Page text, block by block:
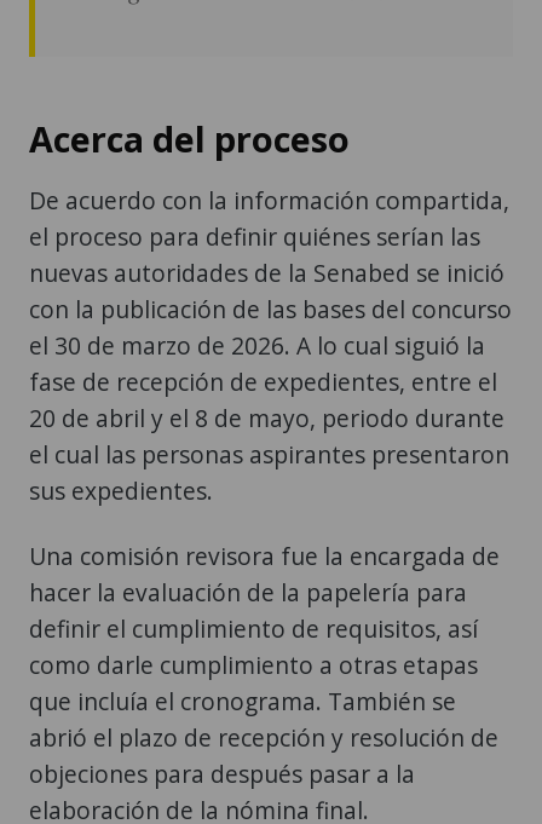
Acerca del proceso
De acuerdo con la información compartida,
el proceso para definir quiénes serían las
nuevas autoridades de la Senabed se inició
con la publicación de las bases del concurso
el 30 de marzo de 2026. A lo cual siguió la
fase de recepción de expedientes, entre el
20 de abril y el 8 de mayo, periodo durante
el cual las personas aspirantes presentaron
sus expedientes.
Una comisión revisora fue la encargada de
hacer la evaluación de la papelería para
definir el cumplimiento de requisitos, así
como darle cumplimiento a otras etapas
que incluía el cronograma. También se
abrió el plazo de recepción y resolución de
objeciones para después pasar a la
elaboración de la nómina final.